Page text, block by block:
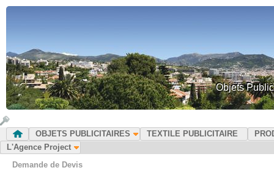
Objets
OBJETS PUBLICITAIRES TEXTILE PUBLICITAIRE
L'Agence Project
Demande de Devis